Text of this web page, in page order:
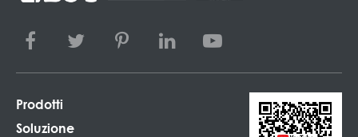
Prodotti
Soluzione